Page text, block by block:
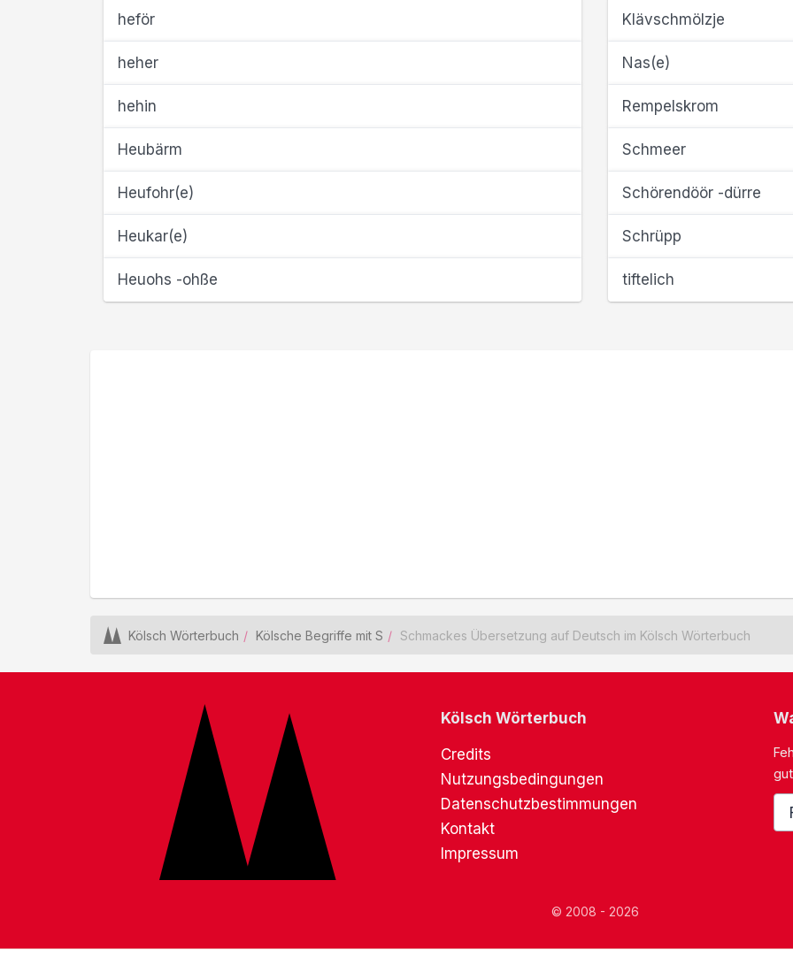
heför
heher
hehin
Heubärm
Heufohr(e)
Heukar(e)
Heuohs -ohße
Klävschmölzje
Nas(e)
Rempelskrom
Schmeer
Schörendöör -dürre
Schrüpp
tiftelich
Kölsch Wörterbuch Kölsche Begriffe mit S Schmackes Übersetzung auf Deutsch im Kölsch Wörterbuch
Kölsch Wörterbuch
Credits
Nutzungsbedingungen
Datenschutzbestimmungen
Kontakt
Impressum
© 2008 - 2026